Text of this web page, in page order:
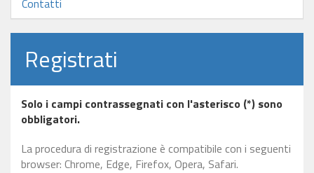
Contatti
Registrati
Solo i campi contrassegnati con l'asterisco (*) sono
obbligatori.
La procedura di registrazione è compatibile con i seguenti
browser: Chrome, Edge, Firefox, Opera, Safari.